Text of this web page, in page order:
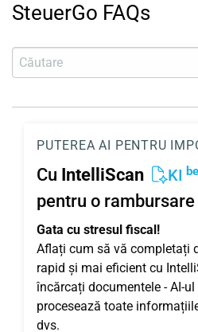
SteuerGo FAQs
PUTEREA AI PENTRU
Cu IntelliScan KI
pentru o
Gata cu stresul fiscal!
Aflați cum să vă completați
rapid și mai eficient cu
încărcați documentele - AI-
procesează toate
dvs.